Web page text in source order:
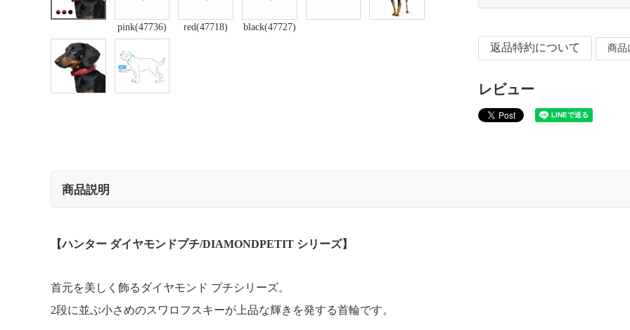
pink(47736) red(47718) black(47727)
返品特約について 商品
レビュー
商品説明
【ハンター ダイヤモンドプチ/DIAMONDPETIT シリーズ】
首元を美しく飾るダイヤモンド プチシリーズ。
2段に並ぶ小さめのスワロフスキーが上品な輝きを発する首輪です。